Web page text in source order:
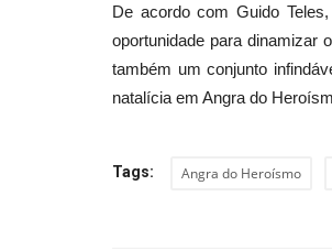
De acordo com Guido
oportunidade para dinamizar
também um conjunto
natalícia em Angra do
Tags: Angra do Heroísmo
Cine-
Vouzela
Revista Descla Ago 5,